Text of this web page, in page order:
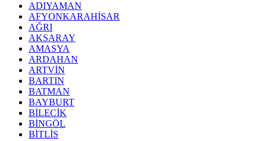
ADIYAMAN
AFYONKARAHİSAR
AĞRI
AKSARAY
AMASYA
ARDAHAN
ARTVİN
BARTIN
BATMAN
BAYBURT
BİLECİK
BİNGÖL
BİTLİS